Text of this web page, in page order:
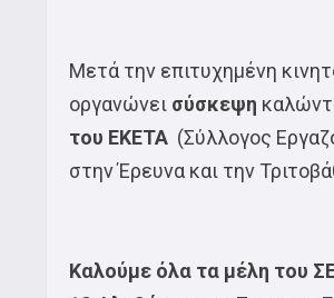
Μετά την επιτυχημένη
οργανώνει σύσκεψη
του ΕΚΕΤΑ (Σύλλογος
στην Έρευνα και την
Καλούμε όλα τα μέλη του